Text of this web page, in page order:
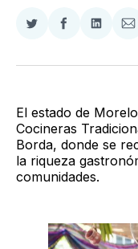
Compartir
Twitter
Compartir
Facebook
El estado de
Cocineras
Borda, donde se
la riqueza
comunidades.